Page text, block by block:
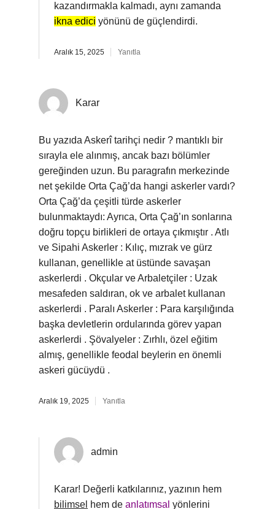
kazandırmakla kalmadı, aynı zamanda
ikna edici yönünü de güçlendirdi.
Aralık 15, 2025 Yanıtla
Karar
Bu yazıda Askerî tarihçi nedir ? mantıklı bir
sırayla ele alınmış, ancak bazı bölümler
gereğinden uzun. Bu paragrafın merkezinde
net şekilde Orta Çağ’da hangi askerler vardı?
Orta Çağ’da çeşitli türde askerler
bulunmaktaydı: Ayrıca, Orta Çağ’ın sonlarına
doğru topçu birlikleri de ortaya çıkmıştır . Atlı
ve Sipahi Askerler : Kılıç, mızrak ve gürz
kullanan, genellikle at üstünde savaşan
askerlerdi . Okçular ve Arbaletçiler : Uzak
mesafeden saldıran, ok ve arbalet kullanan
askerlerdi . Paralı Askerler : Para karşılığında
başka devletlerin ordularında görev yapan
askerlerdi . Şövalyeler : Zırhlı, özel eğitim
almış, genellikle feodal beylerin en önemli
askeri gücüydü .
Aralık 19, 2025 Yanıtla
admin
Karar! Değerli katkılarınız, yazının hem
bilimsel hem de anlatımsal yönlerini